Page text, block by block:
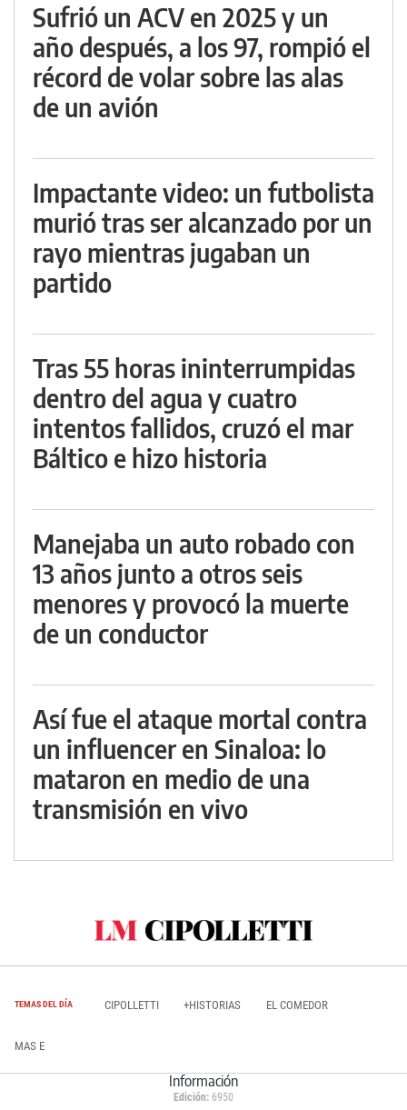
Sufrió un ACV en 2025 y un
año después, a los 97, rompió el
récord de volar sobre las alas
de un avión
Impactante video: un futbolista
murió tras ser alcanzado por un
rayo mientras jugaban un
partido
Tras 55 horas ininterrumpidas
dentro del agua y cuatro
intentos fallidos, cruzó el mar
Báltico e hizo historia
Manejaba un auto robado con
13 años junto a otros seis
menores y provocó la muerte
de un conductor
Así fue el ataque mortal contra
un influencer en Sinaloa: lo
mataron en medio de una
transmisión en vivo
TEMAS DEL DÍA CIPOLLETTI +HISTORIAS EL COMEDOR
MAS E
Información
Edición: 6950